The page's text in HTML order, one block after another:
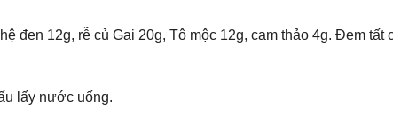
đen 12g, rễ củ Gai 20g, Tô mộc 12g, cam thảo 4g. Đem tất
lấy nước uống.